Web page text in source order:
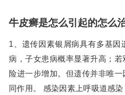
牛皮癣是怎么引起的怎么
1、遗传因素银屑病具有多基因
病，子女患病概率显著升高；
险进一步增加。但遗传并非唯
同作用。 感染因素上呼吸道感